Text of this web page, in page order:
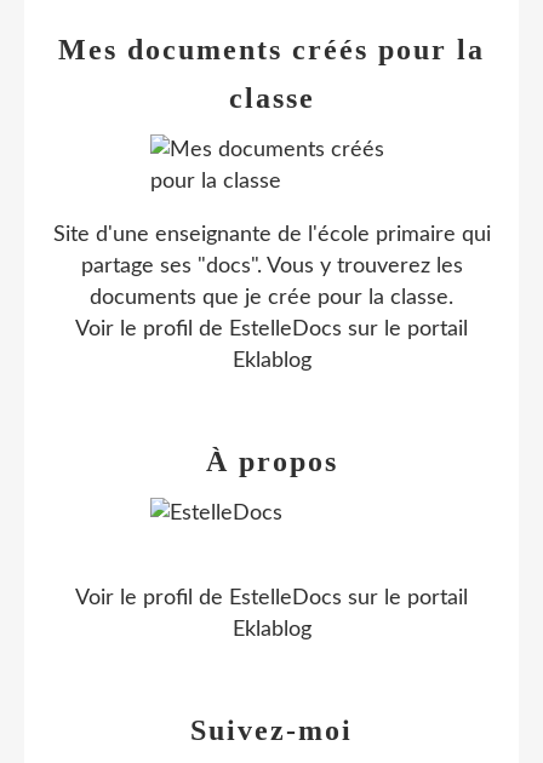
Mes documents créés pour la
classe
Site d'une enseignante de l'école primaire qui
partage ses "docs". Vous y trouverez les
documents que je crée pour la classe.
Voir le profil de EstelleDocs sur le portail
Eklablog
Suivez-moi
À propos
Voir le profil de EstelleDocs sur le portail
Eklablog